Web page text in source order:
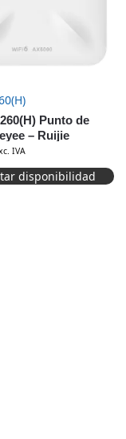
Punto de
– Ruijie
Wi-Fi 6
IVA
disponibilidad